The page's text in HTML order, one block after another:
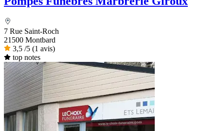
7 Rue Saint-Roch
21500 Montbard
3,5 /5 (1 avis)
top notes